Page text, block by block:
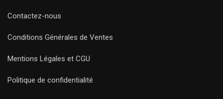
Contactez-nous
Conditions Générales de Ventes
Mentions Légales et CGU
Politique de confidentialité